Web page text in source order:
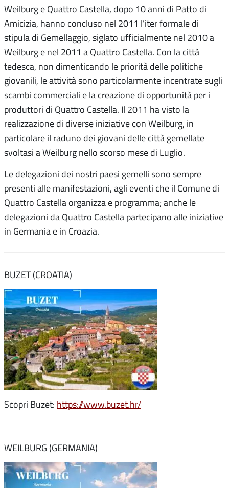
Weilburg e Quattro Castella, dopo 10 anni di Patto di
Amicizia, hanno concluso nel 2011 l’iter formale di
stipula di Gemellaggio, siglato ufficialmente nel 2010 a
Weilburg e nel 2011 a Quattro Castella. Con la città
tedesca, non dimenticando le priorità delle politiche
giovanili, le attività sono particolarmente incentrate sugli
scambi commerciali e la creazione di opportunità per i
produttori di Quattro Castella. Il 2011 ha visto la
realizzazione di diverse iniziative con Weilburg, in
particolare il raduno dei giovani delle città gemellate
svoltasi a Weilburg nello scorso mese di Luglio.
Le delegazioni dei nostri paesi gemelli sono sempre
presenti alle manifestazioni, agli eventi che il Comune di
Quattro Castella organizza e programma; anche le
delegazioni da Quattro Castella partecipano alle iniziative
in Germania e in Croazia.
BUZET (CROATIA)
Scopri Buzet: https://www.buzet.hr/
WEILBURG (GERMANIA)